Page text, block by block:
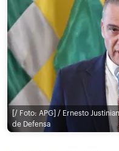
[/ Foto: APG] / Ernesto
de Defensa